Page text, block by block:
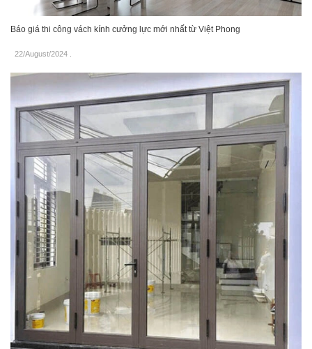
Báo giá thi công vách kính cưởng lực mới nhất từ Việt Phong
22/August/2024